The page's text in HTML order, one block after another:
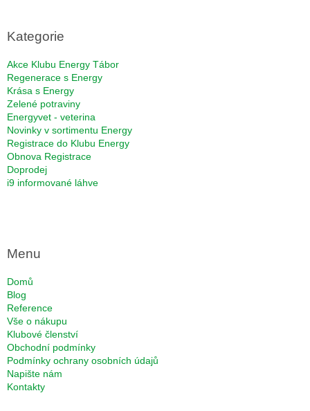
Kategorie
Akce Klubu Energy Tábor
Regenerace s Energy
Krása s Energy
Zelené potraviny
Energyvet - veterina
Novinky v sortimentu Energy
Registrace do Klubu Energy
Obnova Registrace
Doprodej
i9 informované láhve
Menu
Domů
Blog
Reference
Vše o nákupu
Klubové členství
Obchodní podmínky
Podmínky ochrany osobních údajů
Napište nám
Kontakty